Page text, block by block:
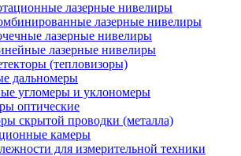
лазерные нивелиры
лазерные нивелиры
лазерные нивелиры
лазерные нивелиры
(тепловизоры)
дальномеры
угломеры и уклономеры
оптические
скрытой проводки (металла)
камеры
для измерительной техники